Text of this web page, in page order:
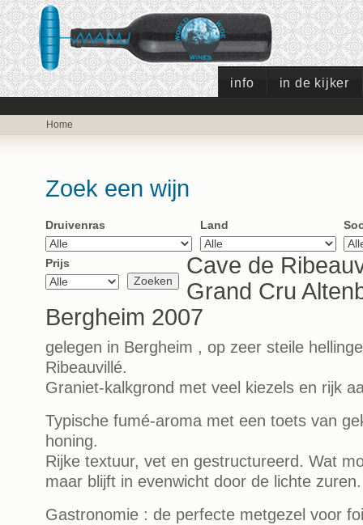
info in de kijker
Home
Zoek een wijn
Druivenras Land
Prijs
Cave de
Grand Cru
Bergheim 2007
gelegen in Bergheim , op zeer steile
Ribeauvillé.
Graniet-kalkgrond met veel kiezels en rijk
Typische fumé-aroma met een toets van
honing.
Rijke textuur, vet en gestructureerd. Wat
maar blijft in evenwicht door de lichte zuren.
Gastronomie : de perfecte metgezel voor